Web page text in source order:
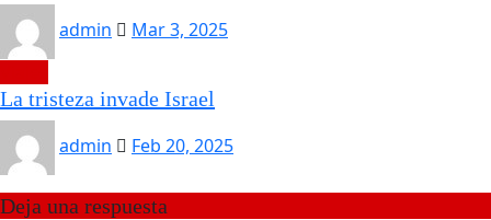
admin
Mar 3, 2025
La tristeza invade Israel
admin
Feb 20, 2025
Deja una respuesta